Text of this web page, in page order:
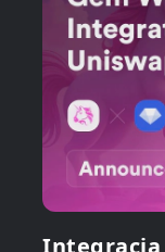
Integracja